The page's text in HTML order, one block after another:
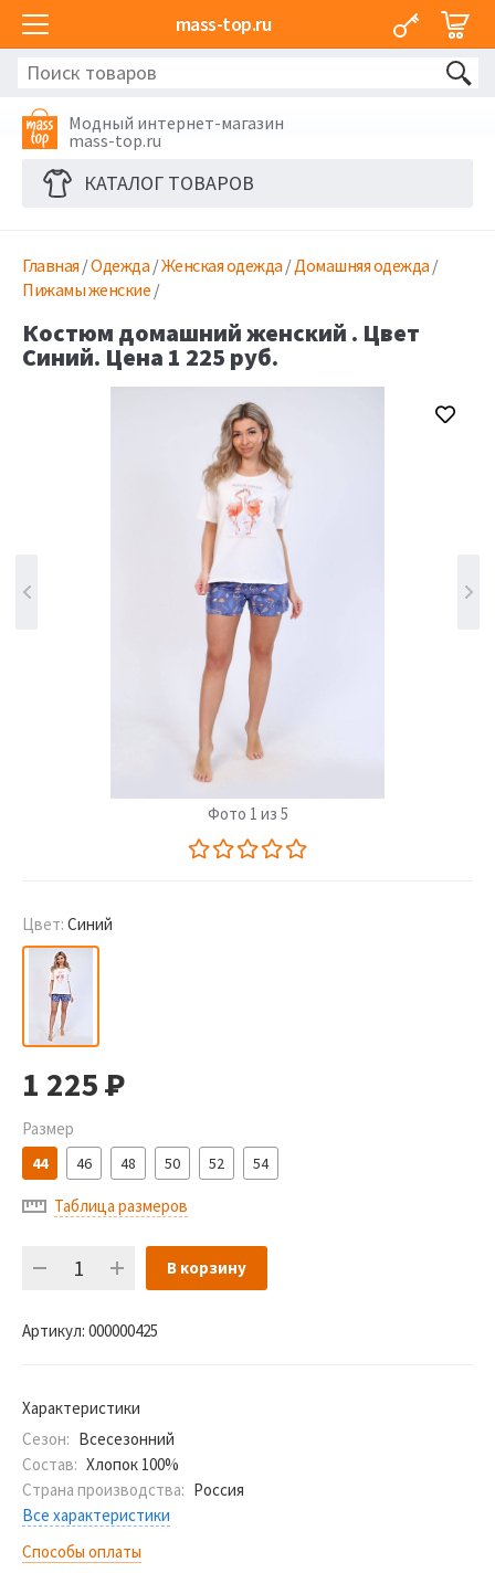
mass-top.ru
Модный интернет-магазин
mass-top.ru
КАТАЛОГ ТОВАРОВ
Главная /Одежда /Женская одежда /Домашняя одежда /
Пижамы женские /
Костюм домашний женский . Цвет
Синий. Цена 1 225 руб.
Фото 1 из 5
Цвет: Синий
1 225Р
Размер
44 46 48 50 52 54
Таблица размеров
В корзину
Артикул: 000000425
Характеристики
Сезон: Всесезонний
Состав: Хлопок 100%
Страна производства: Россия
Все характеристики
Способы оплаты